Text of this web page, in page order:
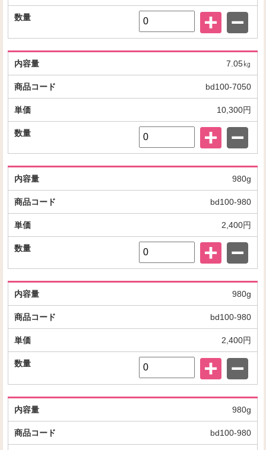
7.05㎏
bd100-7050
10,300円
980g
bd100-980
2,400円
980g
bd100-980
2,400円
980g
bd100-980